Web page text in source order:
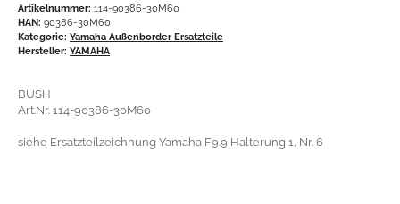
Artikelnummer: 114-90386-30M60
HAN: 90386-30M60
Kategorie: Yamaha Außenborder Ersatzteile
Hersteller: YAMAHA
BUSH
Art.Nr. 114-90386-30M60
siehe Ersatzteilzeichnung Yamaha F9.9 Halterung 1, Nr. 6